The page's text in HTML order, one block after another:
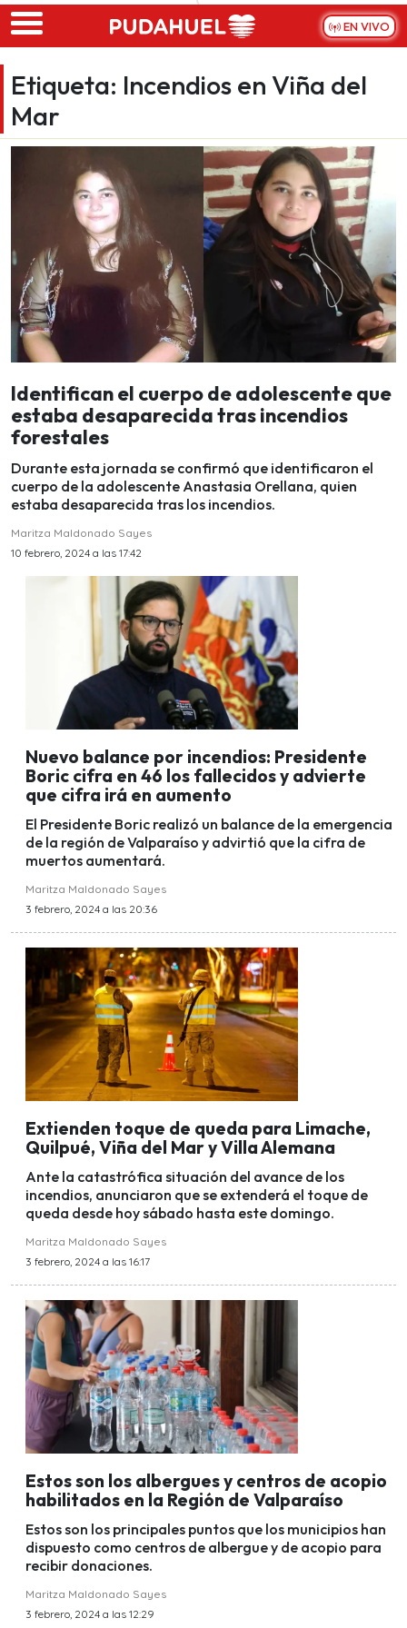
Skip to main content
EN VIVO
Etiqueta: Incendios en Viña del
Mar
Identifican el cuerpo de adolescente que
estaba desaparecida tras incendios
forestales
Durante esta jornada se confirmó que identificaron el
cuerpo de la adolescente Anastasia Orellana, quien
estaba desaparecida tras los incendios.
Maritza Maldonado Sayes
10 febrero, 2024 a las 17:42
Nuevo balance por incendios: Presidente
Boric cifra en 46 los fallecidos y advierte
que cifra irá en aumento
El Presidente Boric realizó un balance de la emergencia
de la región de Valparaíso y advirtió que la cifra de
muertos aumentará.
Maritza Maldonado Sayes
3 febrero, 2024 a las 20:36
Extienden toque de queda para Limache,
Quilpué, Viña del Mar y Villa Alemana
Ante la catastrófica situación del avance de los
incendios, anunciaron que se extenderá el toque de
queda desde hoy sábado hasta este domingo.
Maritza Maldonado Sayes
3 febrero, 2024 a las 16:17
Estos son los albergues y centros de acopio
habilitados en la Región de Valparaíso
Estos son los principales puntos que los municipios han
dispuesto como centros de albergue y de acopio para
recibir donaciones.
Maritza Maldonado Sayes
3 febrero, 2024 a las 12:29